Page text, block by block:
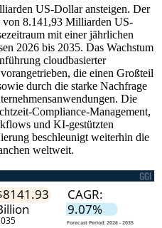
US-Dollar ansteigen. Der
von 8.141,93 Milliarden US-
mit einer jährlichen
2026 bis 2035. Das Wachstum
cloudbasierter
die einen Großteil
durch die starke Nachfrage
Die
Compliance-Management,
und KI-gestützten
beschleunigt weiterhin die
weltweit.